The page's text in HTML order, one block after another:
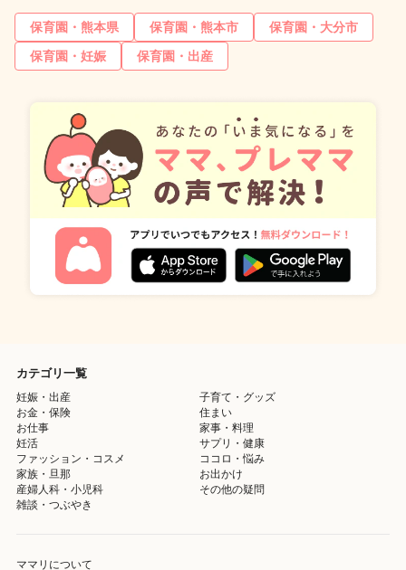
保育園・熊本県 保育園・熊本市
保育園・大分市
保育園・妊娠
保育園・出産
カテゴリ一覧
妊娠・出産
子育て・グッズ
お金・保険
住まい
お仕事
家事・料理
妊活
サプリ・健康
ファッション・コスメ
ココロ・悩み
家族・旦那
お出かけ
産婦人科・小児科
その他の疑問
雑談・つぶやき
ママリについて